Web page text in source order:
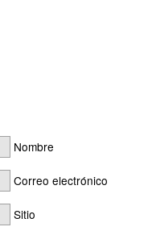
Nombre
Correo electrónico
Sitio